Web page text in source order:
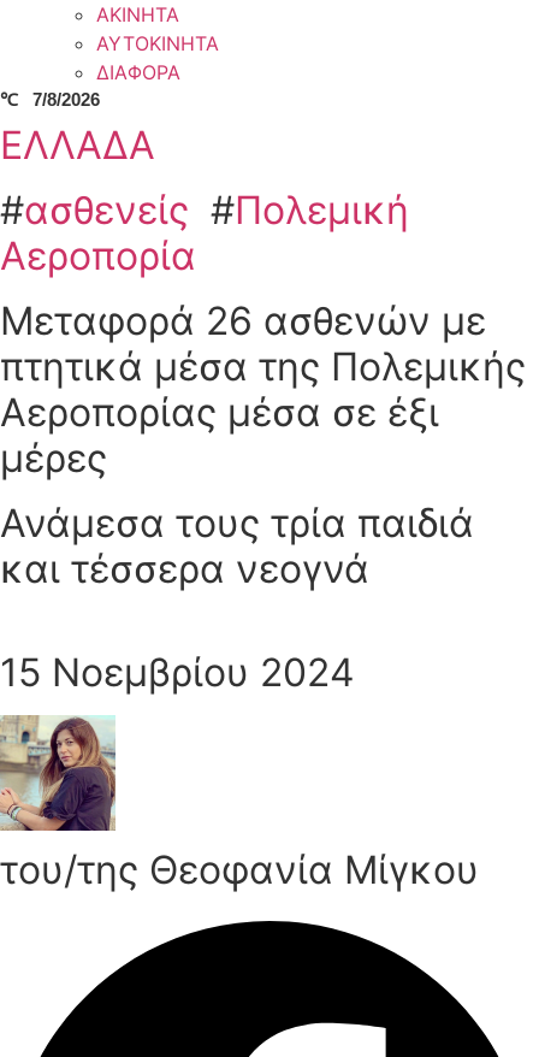
ΑΚΙΝΗΤΑ
ΑΥΤΟΚΙΝΗΤΑ
ΔΙΑΦΟΡΑ
℃ 7/8/2026
ΕΛΛΑΔΑ
#ασθενείς #Πολεμική
Αεροπορία
Μεταφορά 26 ασθενών με
πτητικά μέσα της Πολεμικής
Αεροπορίας μέσα σε έξι
μέρες
Ανάμεσα τους τρία παιδιά
και τέσσερα νεογνά
15 Νοεμβρίου 2024
του/της Θεοφανία Μίγκου